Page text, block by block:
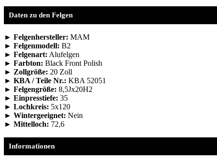
Daten zu den Felgen
► Felgenhersteller: MAM
► Felgenmodell: B2
► Felgenart: Alufelgen
► Farbton: Black Front Polish
► Zollgröße: 20 Zoll
► KBA / Teile Nr.: KBA 52051
► Felgengröße: 8,5Jx20H2
► Einpresstiefe: 35
► Lochkreis: 5x120
► Wintergeeignet: Nein
► Mittelloch: 72,6
Informationen